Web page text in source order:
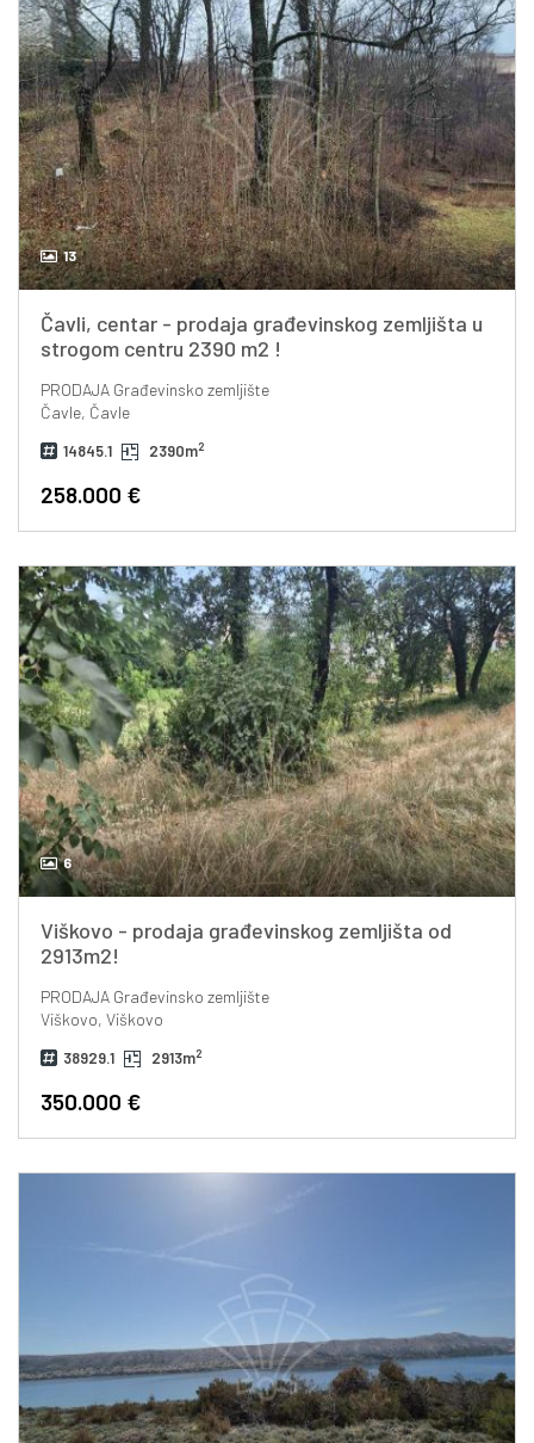
13
Čavli, centar - prodaja građevinskog zemljišta u
strogom centru 2390 m2 !
PRODAJAGrađevinsko zemljište
Čavle, Čavle
14845.1 2390m2
258.000 €
6
Viškovo - prodaja građevinskog zemljišta od
2913m2!
PRODAJAGrađevinsko zemljište
Viškovo, Viškovo
38929.1 2913m2
350.000 €